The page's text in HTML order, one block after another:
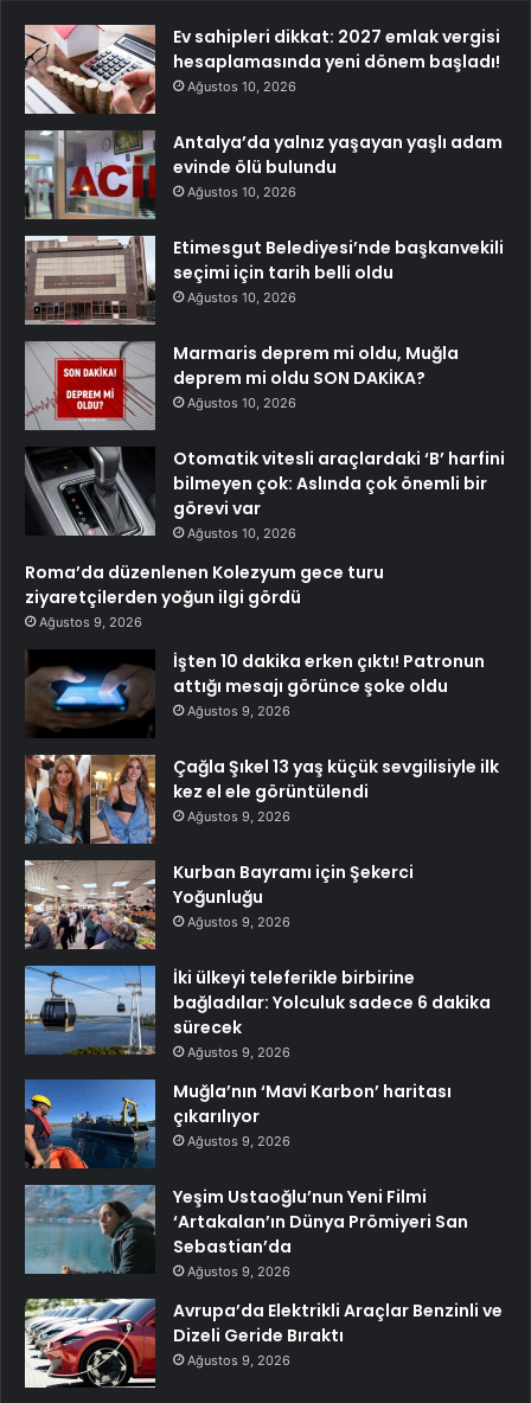
Ev sahipleri dikkat: 2027 emlak vergisi
hesaplamasında yeni dönem başladı!
Ağustos 10, 2026
Antalya’da yalnız yaşayan yaşlı adam
evinde ölü bulundu
Ağustos 10, 2026
Etimesgut Belediyesi’nde başkanvekili
seçimi için tarih belli oldu
Ağustos 10, 2026
Marmaris deprem mi oldu, Muğla
deprem mi oldu SON DAKİKA?
Ağustos 10, 2026
Otomatik vitesli araçlardaki ‘B’ harfini
bilmeyen çok: Aslında çok önemli bir
görevi var
Ağustos 10, 2026
Roma’da düzenlenen Kolezyum gece turu
ziyaretçilerden yoğun ilgi gördü
Ağustos 9, 2026
İşten 10 dakika erken çıktı! Patronun
attığı mesajı görünce şoke oldu
Ağustos 9, 2026
Çağla Şıkel 13 yaş küçük sevgilisiyle ilk
kez el ele görüntülendi
Ağustos 9, 2026
Kurban Bayramı için Şekerci
Yoğunluğu
Ağustos 9, 2026
İki ülkeyi teleferikle birbirine
bağladılar: Yolculuk sadece 6 dakika
sürecek
Ağustos 9, 2026
Muğla’nın ‘Mavi Karbon’ haritası
çıkarılıyor
Ağustos 9, 2026
Yeşim Ustaoğlu’nun Yeni Filmi
‘Artakalan’ın Dünya Prömiyeri San
Sebastian’da
Ağustos 9, 2026
Avrupa’da Elektrikli Araçlar Benzinli ve
Dizeli Geride Bıraktı
Ağustos 9, 2026